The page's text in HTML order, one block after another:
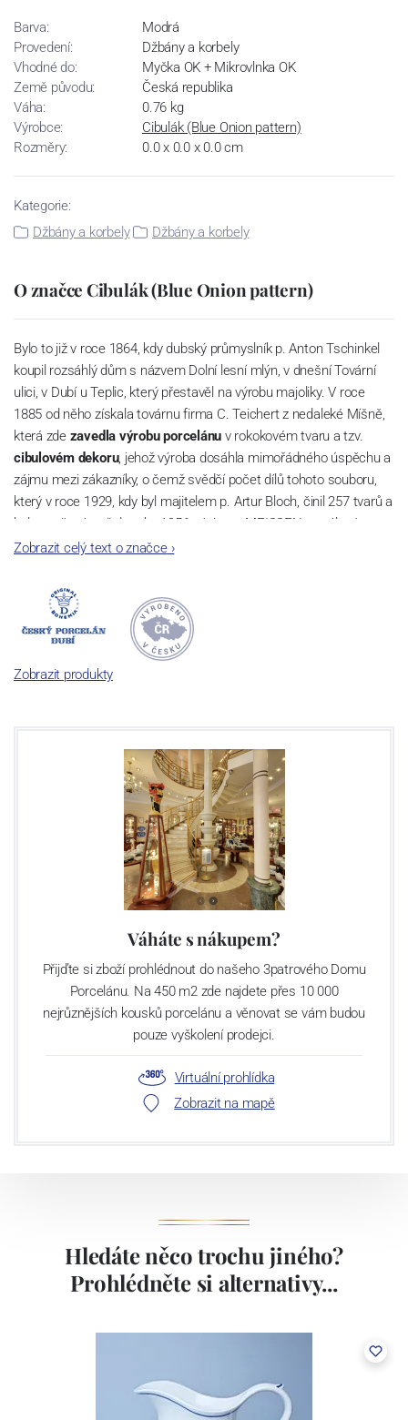
Barva:
Modrá
Provedení:
Džbány a korbely
Vhodné do:
Myčka OK + Mikrovlnka OK
Země původu:
Česká republika
Váha:
0.76 kg
Výrobce:
Cibulák (Blue Onion pattern)
Rozměry:
0.0 x 0.0 x 0.0 cm
Kategorie:
Džbány a korbely
Džbány a korbely
O značce Cibulák (Blue Onion pattern)
Bylo to již v roce 1864, kdy dubský průmyslník p. Anton Tschinkel
koupil rozsáhlý dům s názvem Dolní lesní mlýn, v dnešní Tovární
ulici, v Dubí u Teplic, který přestavěl na výrobu majoliky. V roce
1885 od něho získala továrnu firma C. Teichert z nedaleké Míšně,
která zde zavedla výrobu porcelánu v rokokovém tvaru a tzv.
cibulovém dekoru, jehož výroba dosáhla mimořádného úspěchu a
zájmu mezi zákazníky, o čemž svědčí počet dílů tohoto souboru,
který v roce 1929, kdy byl majitelem p. Artur Bloch, činil 257 tvarů a
byl označován až do roku 1956 nápisem MEISSEN v oválovém
rámečku.
počet jeho dílů v cibulovém provedení je 850 tvarů. Tyto výrobky
jsou garantovány Asociací sklářského a keramického průmyslu
České republiky jako „Český výrobek
Zobrazit celý text o značce›
Zobrazit produkty
Váháte s nákupem?
Přijďte si zboží prohlédnout do našeho 3patrového Domu
Porcelánu. Na 450 m2 zde najdete přes 10 000
nejrůznějších kousků porcelánu a věnovat se vám budou
pouze vyškolení prodejci.
Virtuální prohlídka
Zobrazit na mapě
Hledáte něco trochu jiného?
Prohlédněte si alternativy...